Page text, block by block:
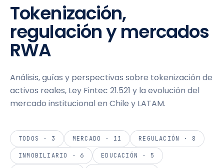
Tokenización,
regulación y mercados
RWA
Análisis, guías y perspectivas sobre tokenización de
activos reales, Ley Fintec 21.521 y la evolución del
mercado institucional en Chile y LATAM.
TODOS · 3 MERCADO · 11 REGULACIÓN · 8
INMOBILIARIO · 6 EDUCACIÓN · 5